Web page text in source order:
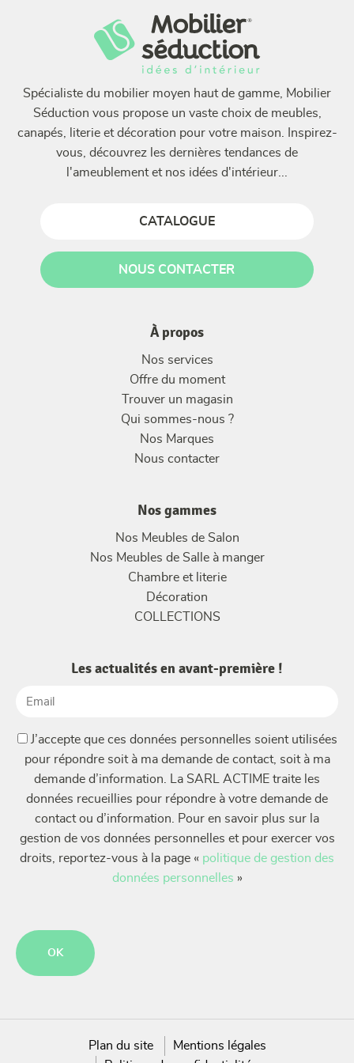
Spécialiste du mobilier moyen haut de gamme, Mobilier
Séduction vous propose un vaste choix de meubles,
canapés, literie et décoration pour votre maison. Inspirez-
vous, découvrez les dernières tendances de
l'ameublement et nos idées d'intérieur...
CATALOGUE
NOUS CONTACTER
À propos
Nos services
Offre du moment
Trouver un magasin
Qui sommes-nous ?
Nos Marques
Nous contacter
Nos gammes
Nos Meubles de Salon
Nos Meubles de Salle à manger
Chambre et literie
Décoration
COLLECTIONS
Les actualités en avant-première !
(Nécessaire)
J’accepte que ces données personnelles soient utilisées
pour répondre soit à ma demande de contact, soit à ma
demande d’information. La SARL ACTIME traite les
données recueillies pour répondre à votre demande de
contact ou d’information. Pour en savoir plus sur la
gestion de vos données personnelles et pour exercer vos
droits, reportez-vous à la page « politique de gestion des
données personnelles »
Plan du site
Mentions légales